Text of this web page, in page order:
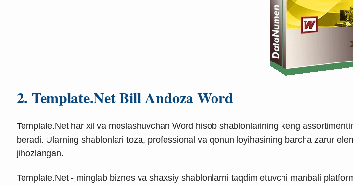
2. Template.Net Bill Andoza Word
Template.Net har xil va moslashuvchan Word hisob shablonlarining keng
beradi. Ularning shablonlari toza, professional va qonun loyihasining barcha zarur
jihozlangan.
Template.Net - minglab biznes va shaxsiy shablonlarni taqdim etuvchi manbali